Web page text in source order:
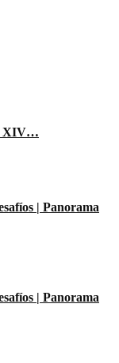
XIV…
| Panorama
| Panorama